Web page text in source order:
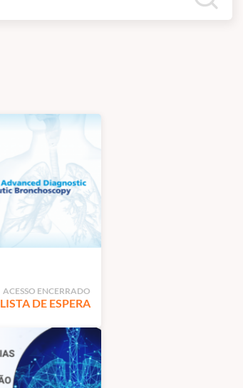
ACESSO ENCERRADO
LISTA DE ESPERA